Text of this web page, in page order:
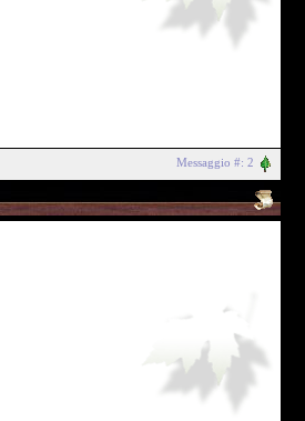
Messaggio #: 2